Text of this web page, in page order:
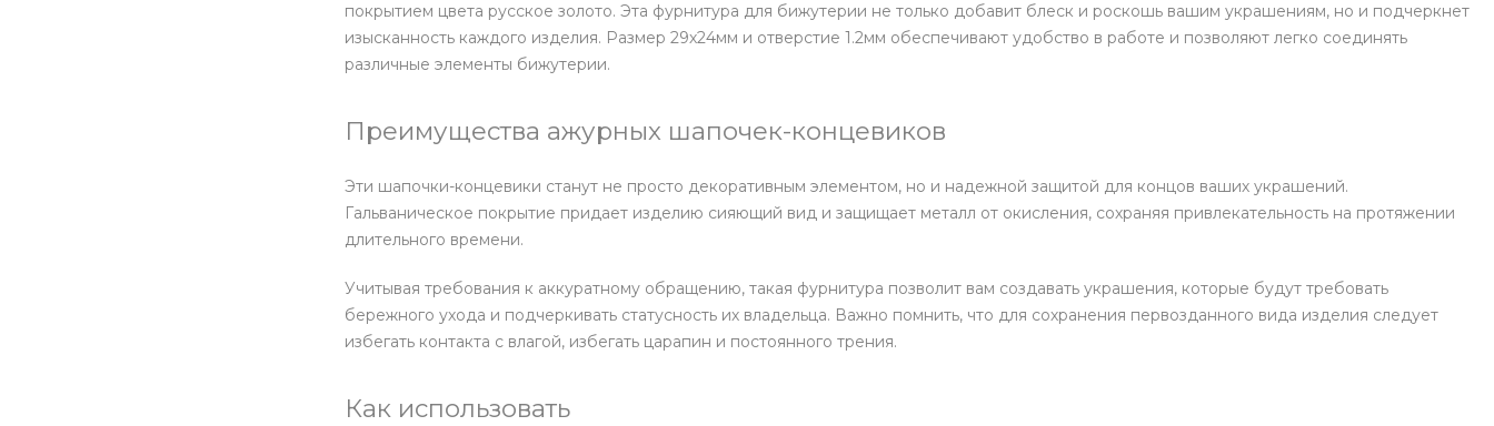
покрытием цвета русское золото. Эта фурнитура для бижутерии не только добавит блеск и роскошь вашим украшениям, но и подчеркнет
изысканность каждого изделия. Размер 29х24мм и отверстие 1.2мм обеспечивают удобство в работе и позволяют легко соединять
различные элементы бижутерии.
Преимущества ажурных шапочек-концевиков
Эти шапочки-концевики станут не просто декоративным элементом, но и надежной защитой для концов ваших украшений.
Гальваническое покрытие придает изделию сияющий вид и защищает металл от окисления, сохраняя привлекательность на протяжении
длительного времени.
Учитывая требования к аккуратному обращению, такая фурнитура позволит вам создавать украшения, которые будут требовать
бережного ухода и подчеркивать статусность их владельца. Важно помнить, что для сохранения первозданного вида изделия следует
избегать контакта с влагой, избегать царапин и постоянного трения.
Как использовать